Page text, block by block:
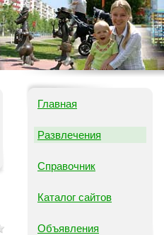
Главная
Развлечения
Справочник
Каталог сайтов
Объявления